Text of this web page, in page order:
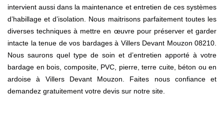
intervient aussi dans la maintenance et entretien de ces systèmes
d’habillage et d’isolation. Nous maitrisons parfaitement toutes les
diverses techniques à mettre en œuvre pour préserver et garder
intacte la tenue de vos bardages à Villers Devant Mouzon 08210.
Nous saurons quel type de soin et d’entretien apporté à votre
bardage en bois, composite, PVC, pierre, terre cuite, béton ou en
ardoise à Villers Devant Mouzon. Faites nous confiance et
demandez gratuitement votre devis sur notre site.